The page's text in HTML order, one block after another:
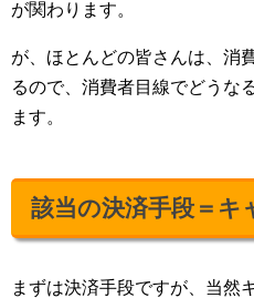
が関わります。
が、ほとんどの皆さんは、消
るので、消費者目線でどうな
ます。
該当の決済手段＝キ
まずは決済手段ですが、当然